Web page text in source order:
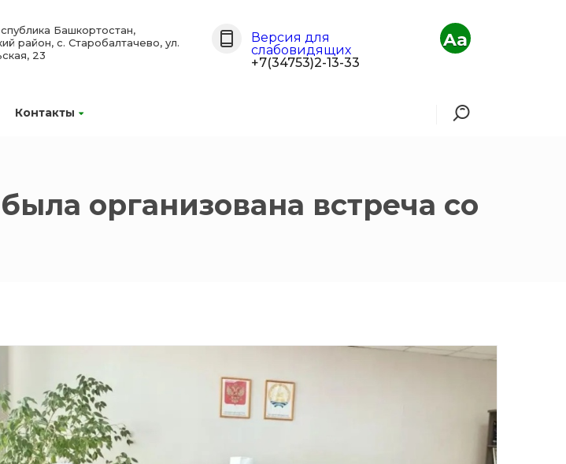
Контакты
Башкортостан,
район, с. Старобалтачево, ул.
23
Версия для
слабовидящих
+7(34753)2-13-33
Aa
организована встреча со